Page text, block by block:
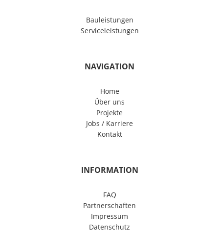
Bauleistungen
Serviceleistungen
NAVIGATION
Home
Über uns
Projekte
Jobs / Karriere
Kontakt
INFORMATION
FAQ
Partnerschaften
Impressum
Datenschutz